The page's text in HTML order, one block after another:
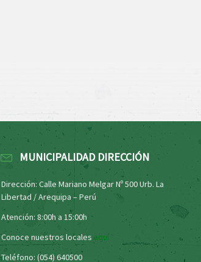
MUNICIPALIDAD DIRECCIÓN
Dirección: Calle Mariano Melgar Nº 500 Urb. La
Libertad / Arequipa – Perú
Atención: 8:00h a 15:00h
Conoce nuestros locales aquí
Teléfono: (054) 640500